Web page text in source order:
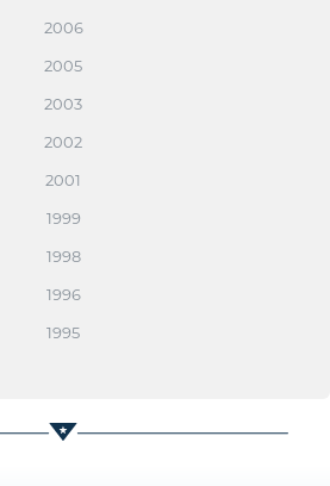
2006
2005
2003
2002
2001
1999
1998
1996
1995